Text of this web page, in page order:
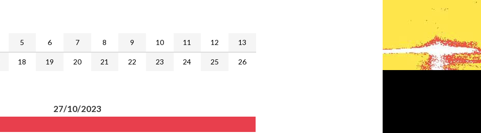
5 6 7 8 9 10 11 12 13
18 19 20 21 22 23 24 25
26
27/10/2023